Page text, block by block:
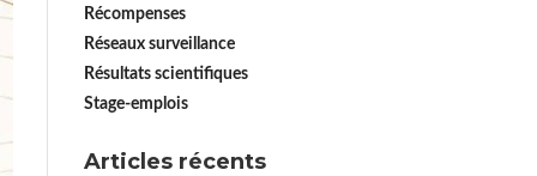
Récompenses
Réseaux surveillance
Résultats scientifiques
Stage-emplois
Articles récents